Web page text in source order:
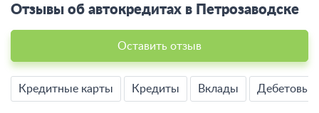
Отзывы об автокредитах в Петрозаводске
Оставить отзыв
Кредитные карты Кредиты Вклады Дебетовые